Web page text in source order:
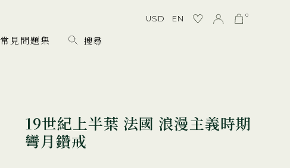
常見問題集
USD EN 0
19世紀上半葉 法國 浪漫主義時期
彎月鑽戒